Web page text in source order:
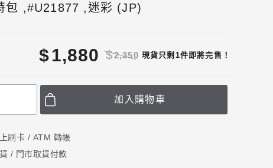
包 ,#U21877 ,迷彩 (JP)
$1,880 $2,350 現貨只剩1件即將完售！
加入購物車
刷卡 / ATM 轉帳
/ 門市取貨付款